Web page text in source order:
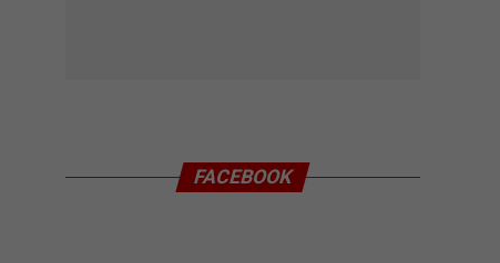
FACEBOOK